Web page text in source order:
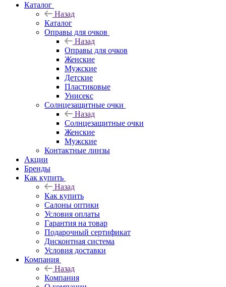
Каталог
Назад
Каталог
Оправы для очков
Назад
Оправы для очков
Женские
Мужские
Детские
Пластиковые
Унисекс
Солнцезащитные очки
Назад
Солнцезащитные очки
Женские
Мужские
Контактные линзы
Акции
Бренды
Как купить
Назад
Как купить
Салоны оптики
Условия оплаты
Гарантия на товар
Подарочный сертификат
Дисконтная система
Условия доставки
Компания
Назад
Компания